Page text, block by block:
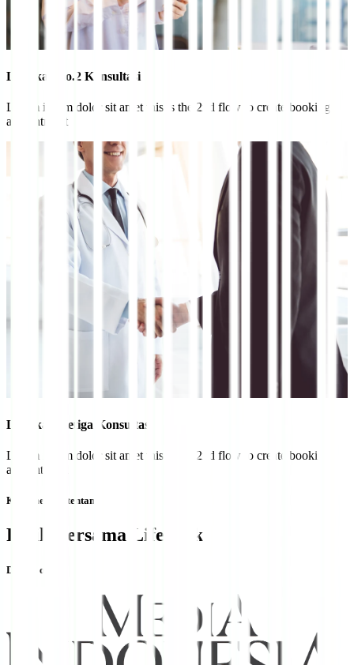
Langkah no.2 Konsultasi
Lorem ipsum dolor sit amet this is the 2nd flow to create booking
appointment​
Langkah Ketiga Konsultasi
Lorem ipsum dolor sit amet this is the 2nd flow to create booking
appointment​
Kata mereka tentang
Pulih Bersama Lifepack
Diliput oleh